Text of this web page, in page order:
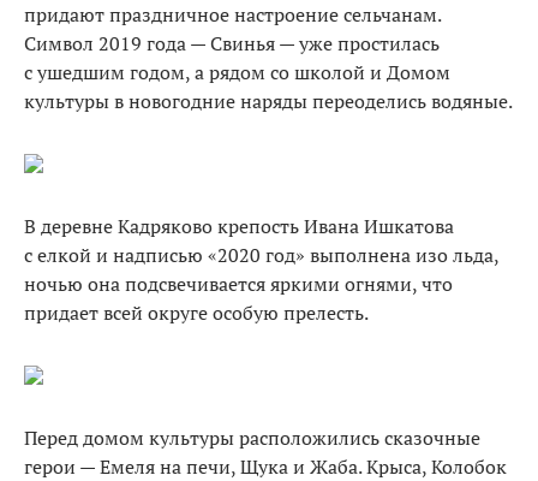
придают праздничное настроение сельчанам.
Символ 2019 года — Свинья — уже простилась
с ушедшим годом, а рядом со школой и Домом
культуры в новогодние наряды переоделись водяные.
В деревне Кадряково крепость Ивана Ишкатова
с елкой и надписью «2020 год» выполнена изо льда,
ночью она подсвечивается яркими огнями, что
придает всей округе особую прелесть.
Перед домом культуры расположились сказочные
герои — Емеля на печи, Щука и Жаба. Крыса, Колобок